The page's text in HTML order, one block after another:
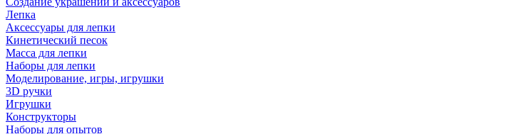
Лепка
Аксессуары для лепки
Кинетический песок
Масса для лепки
Наборы для лепки
Моделирование, игры, игрушки
3D ручки
Игрушки
Конструкторы
Наборы для опытов